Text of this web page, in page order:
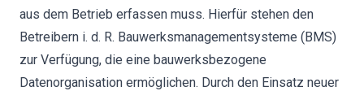
aus dem Betrieb erfassen muss. Hierfür stehen den
Betreibern i. d. R. Bauwerksmanagementsysteme (BMS)
zur Verfügung, die eine bauwerksbezogene
Datenorganisation ermöglichen. Durch den Einsatz neuer